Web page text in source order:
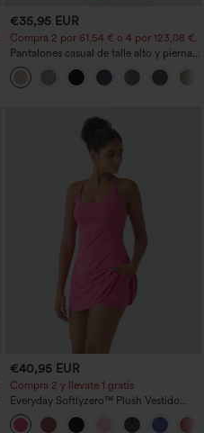
+15
€35,95 EUR
Compra 2 por 61,54 € o 4 por 123,08 €.
Pantalones casual de talle alto y pierna
recta con tacto de lino y bolsillos
+23
€40,95 EUR
Compra 2 y llévate 1 gratis
Everyday Softlyzero™ Plush Vestido
deportivo sin espalda 2 en 1
acampanado -Wannabe -Easy Peezy